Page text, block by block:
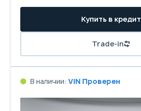
Купить в кредит
Trade-in
В наличии: VIN Проверен